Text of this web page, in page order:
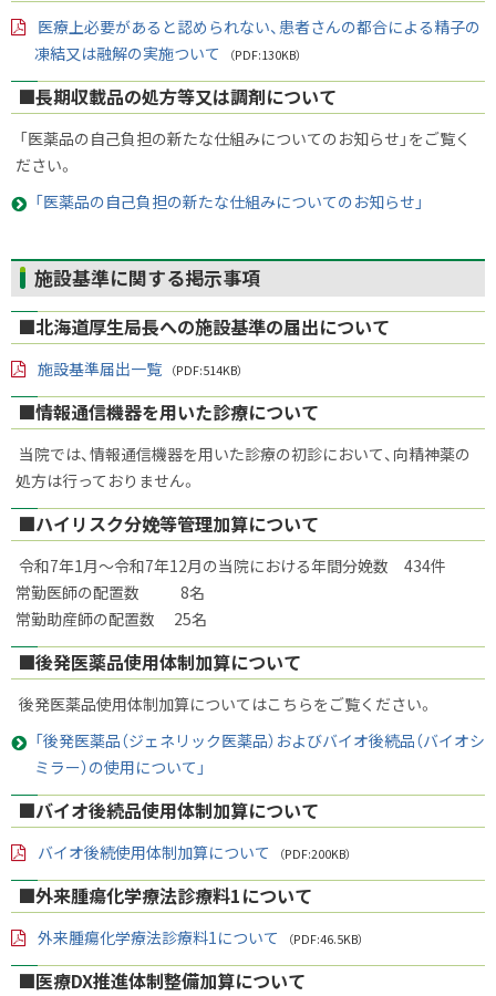
フ
ァ
イ
医療上必要があると認められない、患者さんの都合による精子の
凍結又は融解の実施ついて
（PDF:130KB）
■長期収載品の処方等又は調剤について
「医薬品の自己負担の新たな仕組みについてのお知らせ」をご覧く
ださい。
「医薬品の自己負担の新たな仕組みについてのお知らせ」
ト
ッ
プ
に
戻
る
施設基準に関する掲示事項
■北海道厚生局長への施設基準の届出について
フ
ァ
イ
ル
施設基準届出一覧 （PDF:514KB）
■情報通信機器を用いた診療について
当院では、情報通信機器を用いた診療の初診において、向精神薬の
処方は行っておりません。
■ハイリスク分娩等管理加算について
令和7年1月～令和7年12月の当院における年間分娩数 434件
常勤医師の配置数 8名
常勤助産師の配置数 25名
■後発医薬品使用体制加算について
後発医薬品使用体制加算についてはこちらをご覧ください。
「後発医薬品（ジェネリック医薬品）およびバイオ後続品（バイオシ
ミラー）の使用について」
■バイオ後続品使用体制加算について
フ
ァ
イ
ル
バイオ後続使用体制加算について （PDF:200KB）
■外来腫瘍化学療法診療料1について
フ
外来腫瘍化学療法診療料1について （PDF:46.5KB）
■医療DX推進体制整備加算について